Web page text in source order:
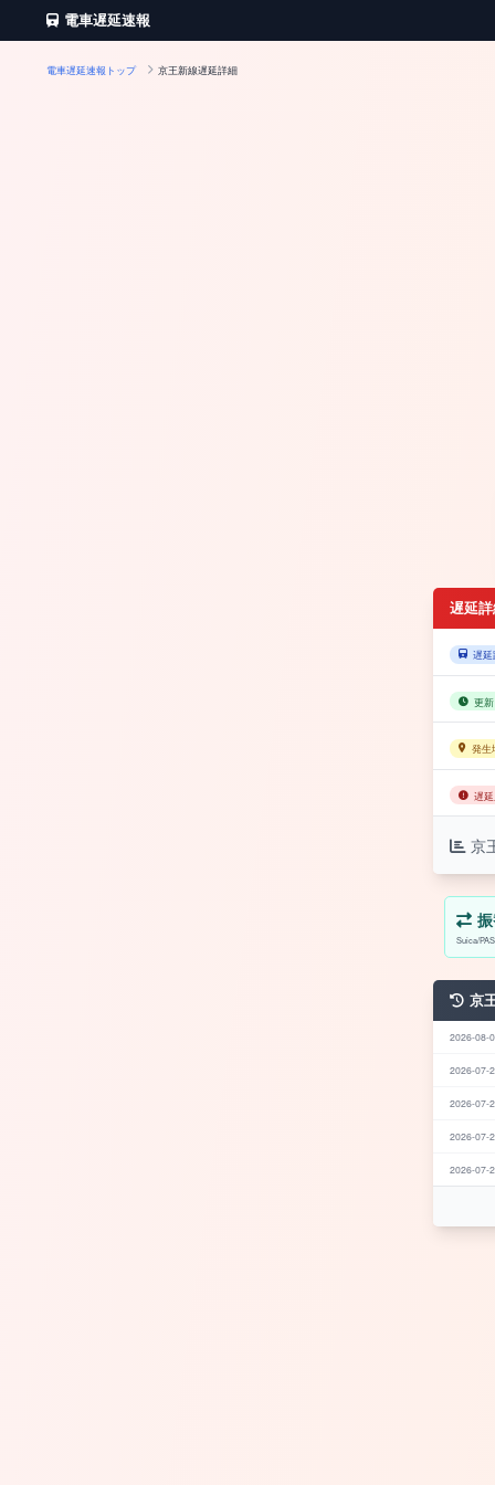
電車遅延速報
電車遅延速報トップ 京王新線遅延詳細
遅延
遅延
更
発生
遅
京
Suica/
京
2026-08-
2026-07-
2026-07-
2026-07-
2026-07-